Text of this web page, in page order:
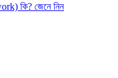
কি? জেনে নিন